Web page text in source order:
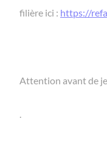
filière ici : https://
Attention avant de
.